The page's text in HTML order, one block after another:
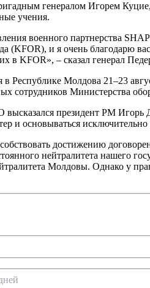
генералом Игорем
учения.
военного партнерства
(KFOR), и я очень благодарю
в KFOR», – сказал генерал
в Республике Молдова 21–23
сотрудников Министерства
президент РМ
и основываться
достижению
нейтралитета нашего
Молдовы. Однако у